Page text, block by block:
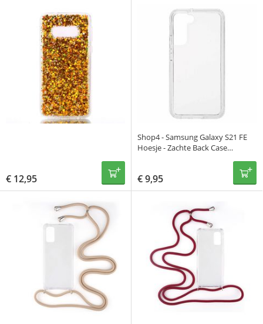
€ 12,95
Shop4 - Samsung Galaxy S21 FE
Hoesje - Zachte Back Case
€9,95